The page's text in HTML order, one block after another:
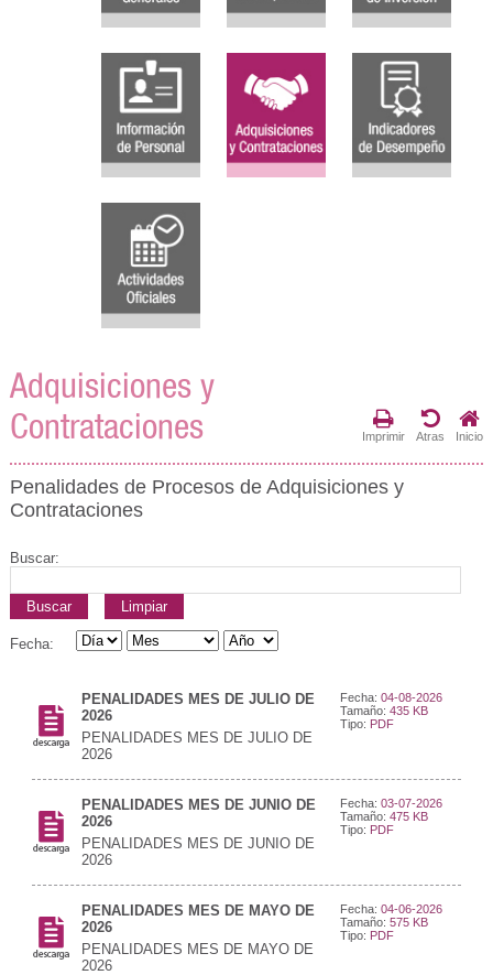
Adquisiciones y
Contrataciones
Imprimir Atras Inicio
Penalidades de Procesos de Adquisiciones y
Contrataciones
Buscar:
Buscar Limpiar
Fecha:
Fecha:04-08-2026
Tamaño:435 KB
Tipo: PDF
PENALIDADES MES DE JULIO DE
2026
PENALIDADES MES DE JULIO DE
2026
Fecha:03-07-2026
Tamaño:475 KB
Tipo: PDF
PENALIDADES MES DE JUNIO DE
2026
PENALIDADES MES DE JUNIO DE
2026
Fecha:04-06-2026
Tamaño:575 KB
Tipo: PDF
PENALIDADES MES DE MAYO DE
2026
PENALIDADES MES DE MAYO DE
2026